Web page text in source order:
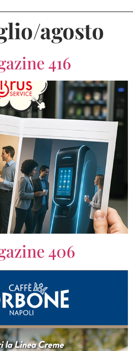
agosto
416
406